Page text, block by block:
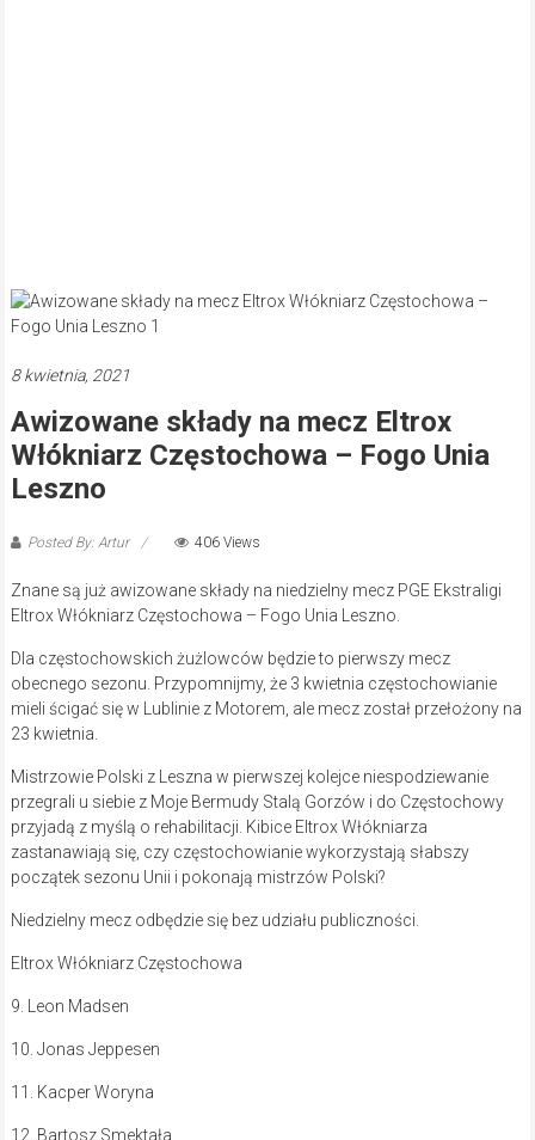
8 kwietnia, 2021
Awizowane składy na mecz Eltrox
Włókniarz Częstochowa – Fogo Unia
Leszno
Posted By: Artur 406 Views
Znane są już awizowane składy na niedzielny mecz PGE Ekstraligi
Eltrox Włókniarz Częstochowa – Fogo Unia Leszno.
Dla częstochowskich żużlowców będzie to pierwszy mecz
obecnego sezonu. Przypomnijmy, że 3 kwietnia częstochowianie
mieli ścigać się w Lublinie z Motorem, ale mecz został przełożony na
23 kwietnia.
Mistrzowie Polski z Leszna w pierwszej kolejce niespodziewanie
przegrali u siebie z Moje Bermudy Stalą Gorzów i do Częstochowy
przyjadą z myślą o rehabilitacji. Kibice Eltrox Włókniarza
zastanawiają się, czy częstochowianie wykorzystają słabszy
początek sezonu Unii i pokonają mistrzów Polski?
Niedzielny mecz odbędzie się bez udziału publiczności.
Eltrox Włókniarz Częstochowa
9. Leon Madsen
10. Jonas Jeppesen
11. Kacper Woryna
12. Bartosz Smektała